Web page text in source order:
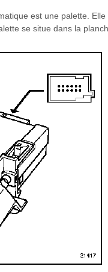
est une palette. Elle
se situe dans la